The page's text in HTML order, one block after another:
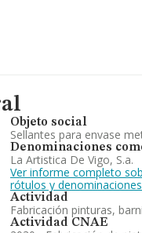
Objeto social
Sellantes para envase
Denominaciones
La Artistica De Vigo, S.a.
Ver informe completo
rótulos y
Actividad
Fabricación pinturas,
Actividad CNAE